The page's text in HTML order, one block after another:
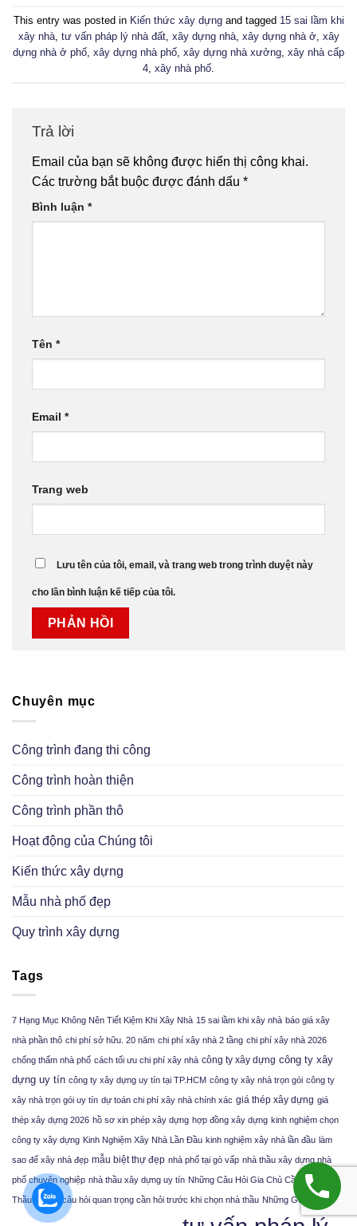
This entry was posted in Kiến thức xây dựngand tagged 15 sai lầm khi
xây nhà, tư vấn pháp lý nhà đất, xây dựng nhà, xây dựng nhà ở, xây
dựng nhà ở phố xây dựng nhà phố xây dựng nhà xưởng xây nhà cấp
4 xây nhà phố
Trả lời
Email của bạn sẽ không được hiển thị công khai.
Các trường bắt buộc được đánh dấu *
Bình luận *
Tên *
Email *
Trang web
Lưu tên của tôi, email, và trang web trong trình duyệt này
cho lần bình luận kế tiếp của tôi.
Chuyên mục
Công trình đang thi công
Công trình hoàn thiện
Công trình phần thô
Hoạt động của Chúng tôi
Kiến thức xây dựng
Mẫu nhà phố đẹp
Quy trình xây dựng
Tags
7 Hạng Mục Không Nên Tiết Kiệm Khi Xây Nhà 15 sai lầm khi xây nhà báo giá xây
nhà phần thô chi phí sở hữu. 20 năm chi phí xây nhà 2 tầng chi phí xây nhà 2026
chống thấm nhà phố cách tối ưu chi phí xây nhà công ty xây dựng công ty xây
dựng uy tín công ty xây dựng uy tín tại TP.HCM công ty xây nhà trọn gói công ty
xây nhà trọn gói uy tín dự toán chi phí xây nhà chính xác giá thép xây dựng giá
thép xây dựng 2026 hồ sơ xin phép xây dựng hợp đồng xây dựng kinh nghiệm chọn
công ty xây dựng Kinh Nghiệm Xây Nhà Lần Đầu kinh nghiệm xây nhà lần đầu làm
sao để xây nhà đẹp mẫu biệt thự đẹp nhà phố tại gò vấp nhà thầu xây dựng nhà
phố chuyên nghiệp nhà thầu xây dựng uy tín Những Câu Hỏi Gia Chủ Cần Hỏi Nhà
Thầu những câu hỏi quan trọng cần hỏi trước khi chọn nhà thầu Những Góc Chết